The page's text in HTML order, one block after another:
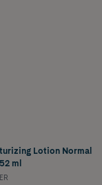
Lotion Normal
ml